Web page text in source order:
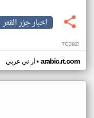
اخبار جزر القمر
TG39ZI
ار تي عربي• arabic.rt.com